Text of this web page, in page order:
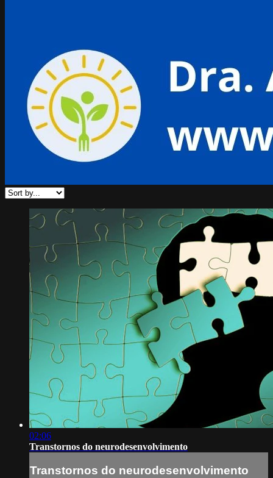
02:06
Transtornos do neurodesenvolvimento
Transtornos do neurodesenvolvimento